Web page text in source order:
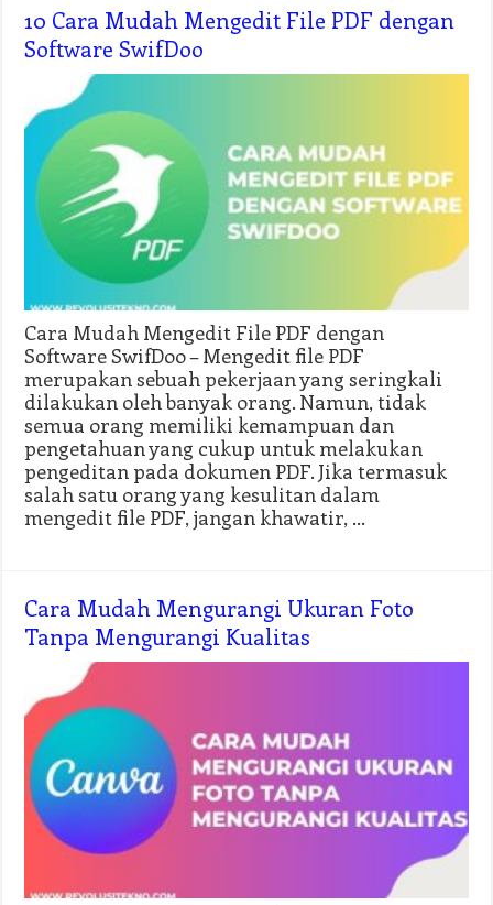
10 Cara Mudah Mengedit File PDF dengan
Software SwifDoo
Cara Mudah Mengedit File PDF dengan
Software SwifDoo – Mengedit file PDF
merupakan sebuah pekerjaan yang seringkali
dilakukan oleh banyak orang. Namun, tidak
semua orang memiliki kemampuan dan
pengetahuan yang cukup untuk melakukan
pengeditan pada dokumen PDF. Jika termasuk
salah satu orang yang kesulitan dalam
mengedit file PDF, jangan khawatir, …
Cara Mudah Mengurangi Ukuran Foto
Tanpa Mengurangi Kualitas